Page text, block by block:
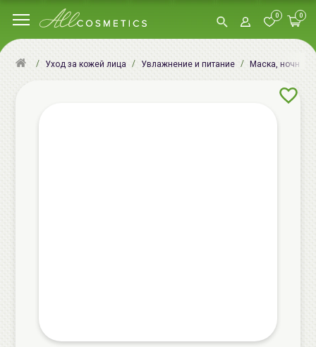
0 0
Уход за кожей лица Увлажнение и питание Маска, ночная